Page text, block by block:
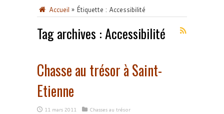
Accueil » Étiquette : Accessibilité
Tag archives :Accessibilité
Chasse au trésor à Saint-
Etienne
11 mars 2011
Chasses au trésor